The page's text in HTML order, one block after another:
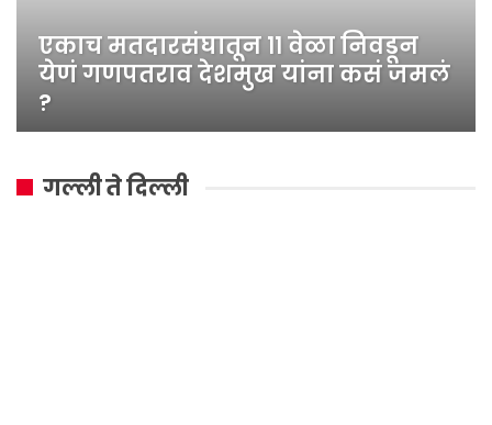
एकाच मतदारसंघातून ११ वेळा निवडून
येणं गणपतराव देशमुख यांना कसं जमलं
?
गल्ली ते दिल्ली